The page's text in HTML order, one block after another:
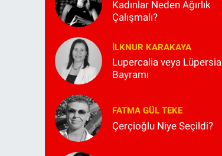
Kadınlar Neden Ağırlık
Çalışmalı?
İLKNUR KARAKAYA
Lupercalia veya Lüpersia
Bayramı
FATMA GÜL TEKE
Çerçioğlu Niye Seçildi?